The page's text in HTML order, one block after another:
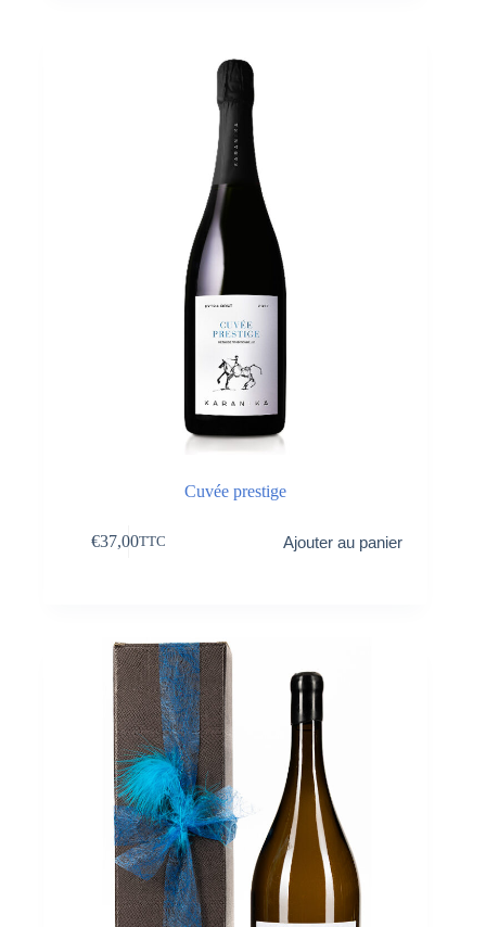
Cuvée prestige
€37,00TTC Ajouter au panier